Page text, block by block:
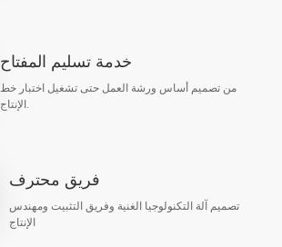
خدمة تسليم المفتاح
من تصميم أساس ورشة العمل حتى تشغيل اختبار خط
الإنتاج.
فريق محترف
تصميم آلة التكنولوجيا الغنية وفريق التثبيت ومهندس
الإنتاج